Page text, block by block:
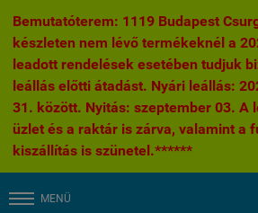
Bemutatóterem: 1119 Budapest
készleten nem lévő termékeknél a
leadott rendelések esetében tudjuk
leállás előtti átadást. Nyári leállás:
31. között. Nyitás: szeptember 03. A
üzlet és a raktár is zárva, valamint a
kiszállítás is szünetel.******
MENÜ